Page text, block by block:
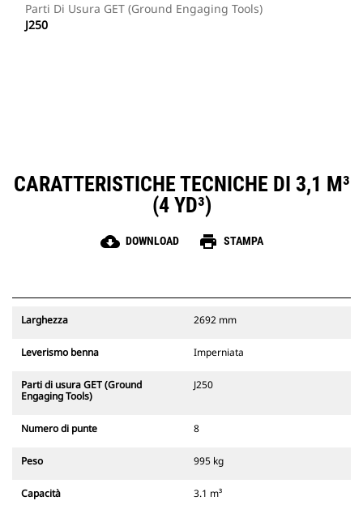
Parti Di Usura GET (Ground Engaging Tools)
J250
CARATTERISTICHE TECNICHE DI 3,1 M³
(4 YD³)
cloud_download DOWNLOAD print STAMPA
Larghezza 2692 mm
Leverismo benna Imperniata
Parti di usura GET (Ground
Engaging Tools)
J250
Numero di punte 8
Peso 995 kg
Capacità 3.1 m³